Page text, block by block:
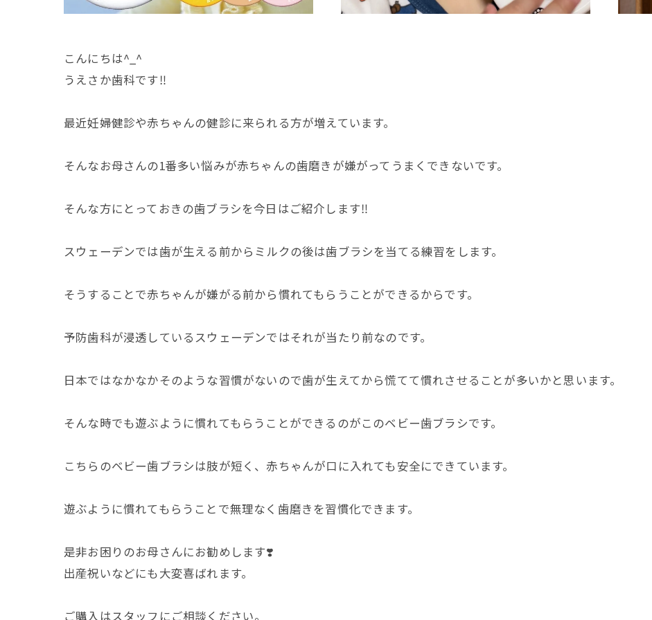
こんにちは^_^
うえさか歯科です‼️
最近妊婦健診や赤ちゃんの健診に来られる方が増えています。
そんなお母さんの1番多い悩みが赤ちゃんの歯磨きが嫌がってうまくできないです。
そんな方にとっておきの歯ブラシを今日はご紹介します‼️
スウェーデンでは歯が生える前からミルクの後は歯ブラシを当てる練習をします。
そうすることで赤ちゃんが嫌がる前から慣れてもらうことができるからです。
予防歯科が浸透しているスウェーデンではそれが当たり前なのです。
日本ではなかなかそのような習慣がないので歯が生えてから慌てて慣れさせることが多いかと思います。
そんな時でも遊ぶように慣れてもらうことができるのがこのベビー歯ブラシです。
こちらのベビー歯ブラシは肢が短く、赤ちゃんが口に入れても安全にできています。
遊ぶように慣れてもらうことで無理なく歯磨きを習慣化できます。
是非お困りのお母さんにお勧めします❣️
出産祝いなどにも大変喜ばれます。
ご購入はスタッフにご相談ください。